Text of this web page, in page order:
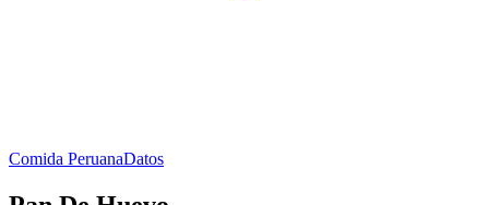
Comida PeruanaDatos